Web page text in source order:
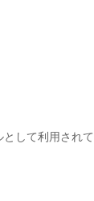
して利用されて